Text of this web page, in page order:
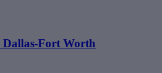
Dallas-Fort Worth